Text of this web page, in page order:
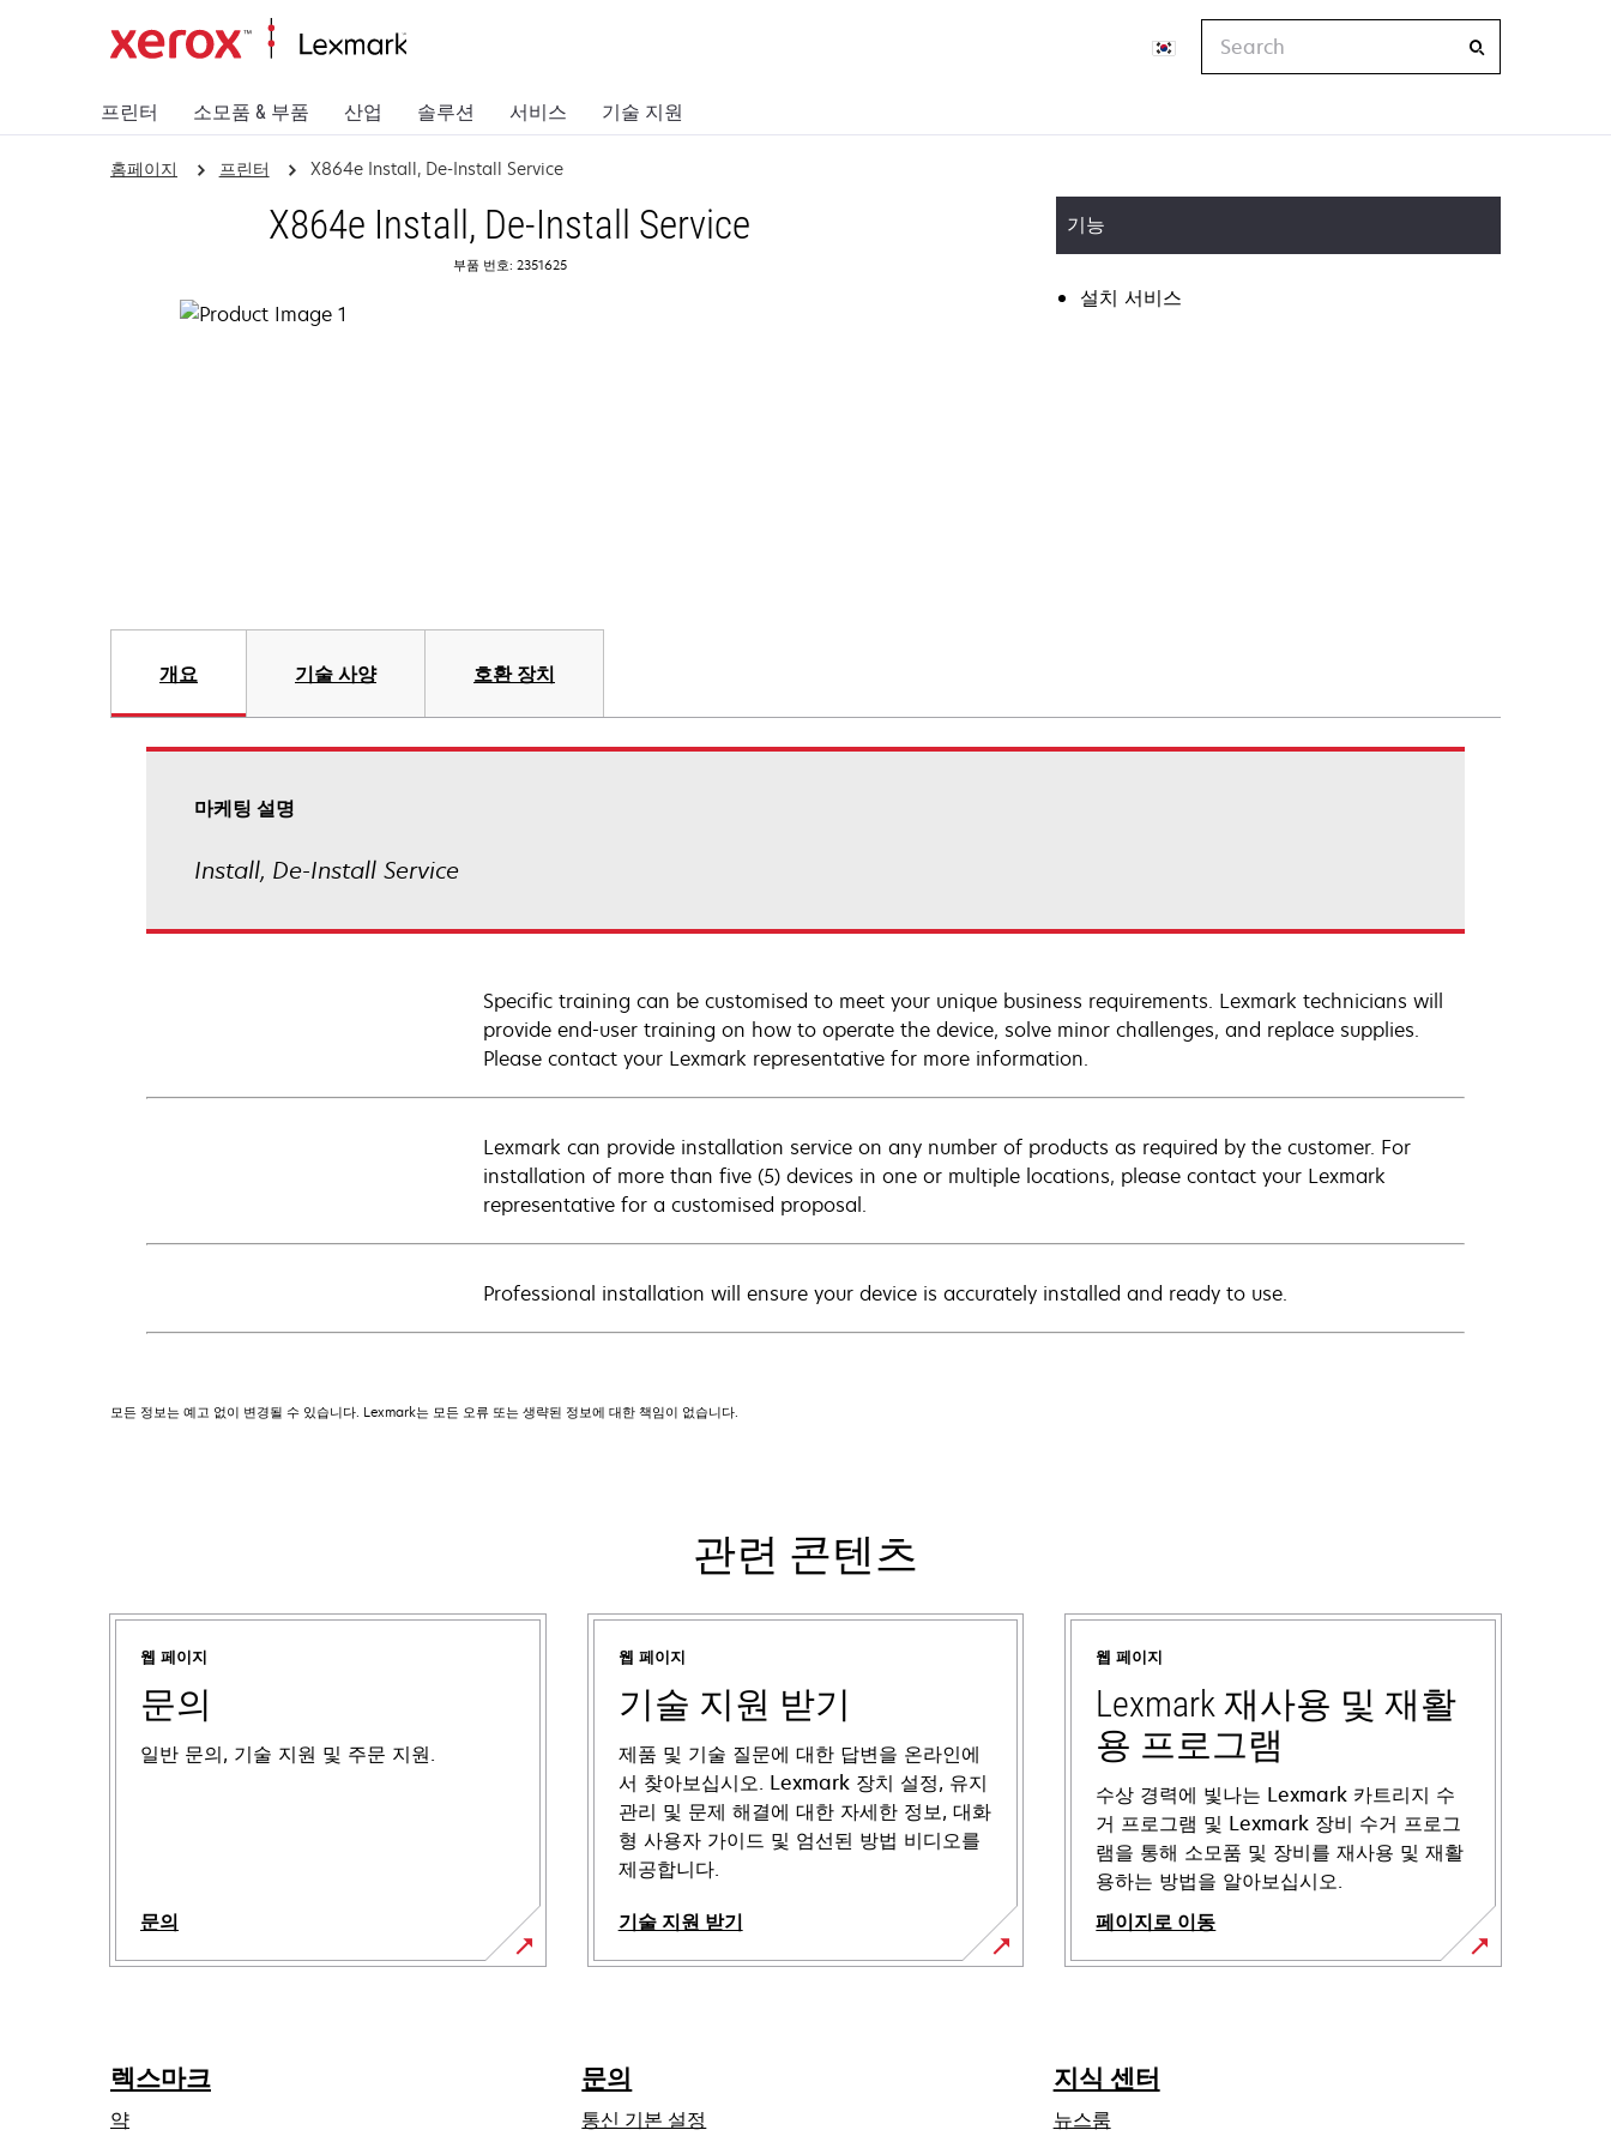
프린터 소모품 & 부품 산업 솔루션 서비스 기술 지원
홈페이지 프린터 X864e Install, De-Install Service
X864e Install, De-Install Service
부품 번호: 2351625
기능
설치 서비스
개요 기술 사양 호환 장치
마케팅 설명
Install, De-Install Service
Specific training can be customised to meet your unique business requirements. Lexmark technicians will
provide end-user training on how to operate the device, solve minor challenges, and replace supplies.
Please contact your Lexmark representative for more information.
Lexmark can provide installation service on any number of products as required by the customer. For
installation of more than five (5) devices in one or multiple locations, please contact your Lexmark
representative for a customised proposal.
Professional installation will ensure your device is accurately installed and ready to use.
모든 정보는 예고 없이 변경될 수 있습니다. Lexmark는 모든 오류 또는 생략된 정보에 대한 책임이 없습니다.
관련 콘텐츠
웹 페이지
문의
일반 문의, 기술 지원 및 주문 지원.
문의
웹 페이지
기술 지원 받기
제품 및 기술 질문에 대한 답변을 온라인에
서 찾아보십시오. Lexmark 장치 설정, 유지
관리 및 문제 해결에 대한 자세한 정보, 대화
형 사용자 가이드 및 엄선된 방법 비디오를
제공합니다.
기술 지원 받기
새
열
림
웹 페이지
Lexmark 재사용 및 재활
용 프로그램
수상 경력에 빛나는 Lexmark 카트리지 수
거 프로그램 및 Lexmark 장비 수거 프로그
램을 통해 소모품 및 장비를 재사용 및 재활
용하는 방법을 알아보십시오.
페이지로 이동
렉스마크
약
문의
통신 기본 설정
지식 센터
뉴스룸